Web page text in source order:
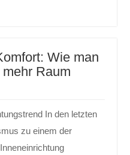
Wie man
Raum
In den letzten
zu einem der